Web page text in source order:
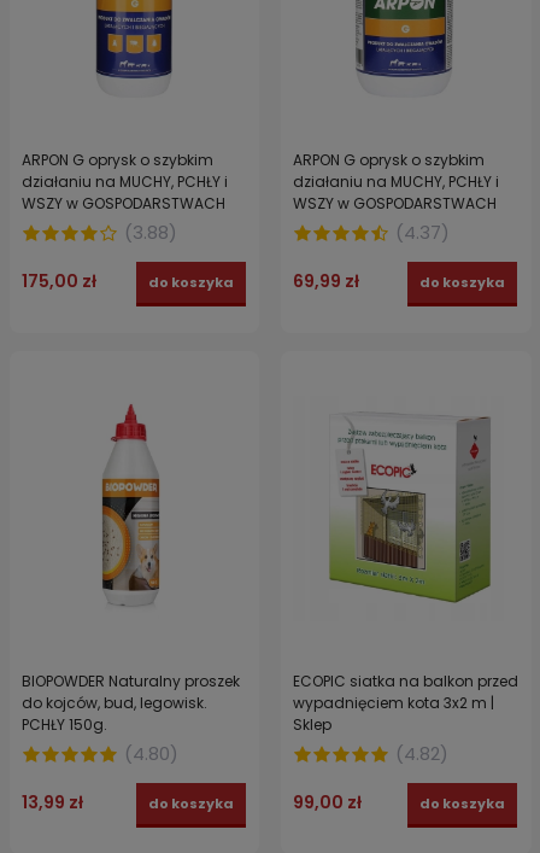
ARPON G oprysk o szybkim
działaniu na MUCHY, PCHŁY i
WSZY w GOSPODARSTWACH
ROLNYCH 1 l
(3.88)
175,00 zł do koszyka
ARPON G oprysk o szybkim
działaniu na MUCHY, PCHŁY i
WSZY w GOSPODARSTWACH
ROLNYCH 250 ml
(4.37)
69,99 zł do koszyka
BIOPOWDER Naturalny proszek
do kojców, bud, legowisk.
PCHŁY 150g.
(4.80)
13,99 zł do koszyka
ECOPIC siatka na balkon przed
wypadnięciem kota 3x2 m |
Sklep
(4.82)
99,00 zł do koszyka